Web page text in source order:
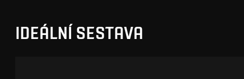
IDEÁLNÍ SESTAVA